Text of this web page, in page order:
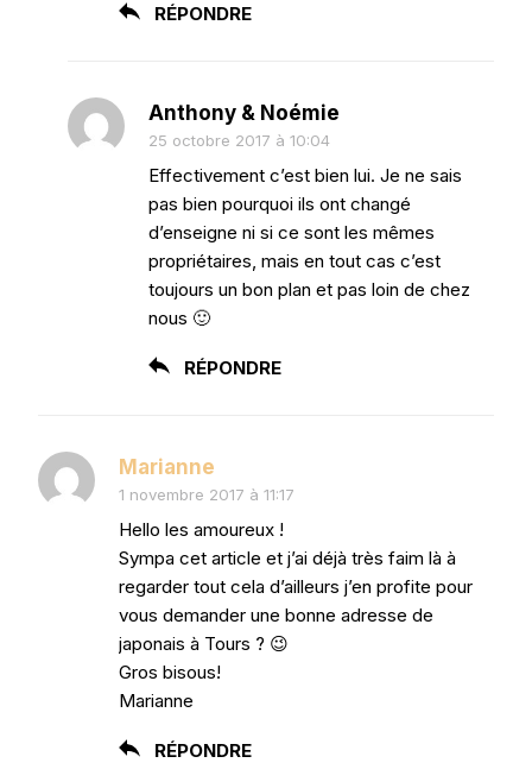
RÉPONDRE
Anthony & Noémie
25 octobre 2017 à 10:04
Effectivement c’est bien lui. Je ne sais
pas bien pourquoi ils ont changé
d’enseigne ni si ce sont les mêmes
propriétaires, mais en tout cas c’est
toujours un bon plan et pas loin de chez
nous 🙂
RÉPONDRE
Marianne
1 novembre 2017 à 11:17
Hello les amoureux !
Sympa cet article et j’ai déjà très faim là à
regarder tout cela d’ailleurs j’en profite pour
vous demander une bonne adresse de
japonais à Tours ? 😉
Gros bisous!
Marianne
RÉPONDRE